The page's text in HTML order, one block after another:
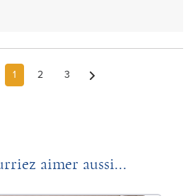
1 2 3
aimer aussi...